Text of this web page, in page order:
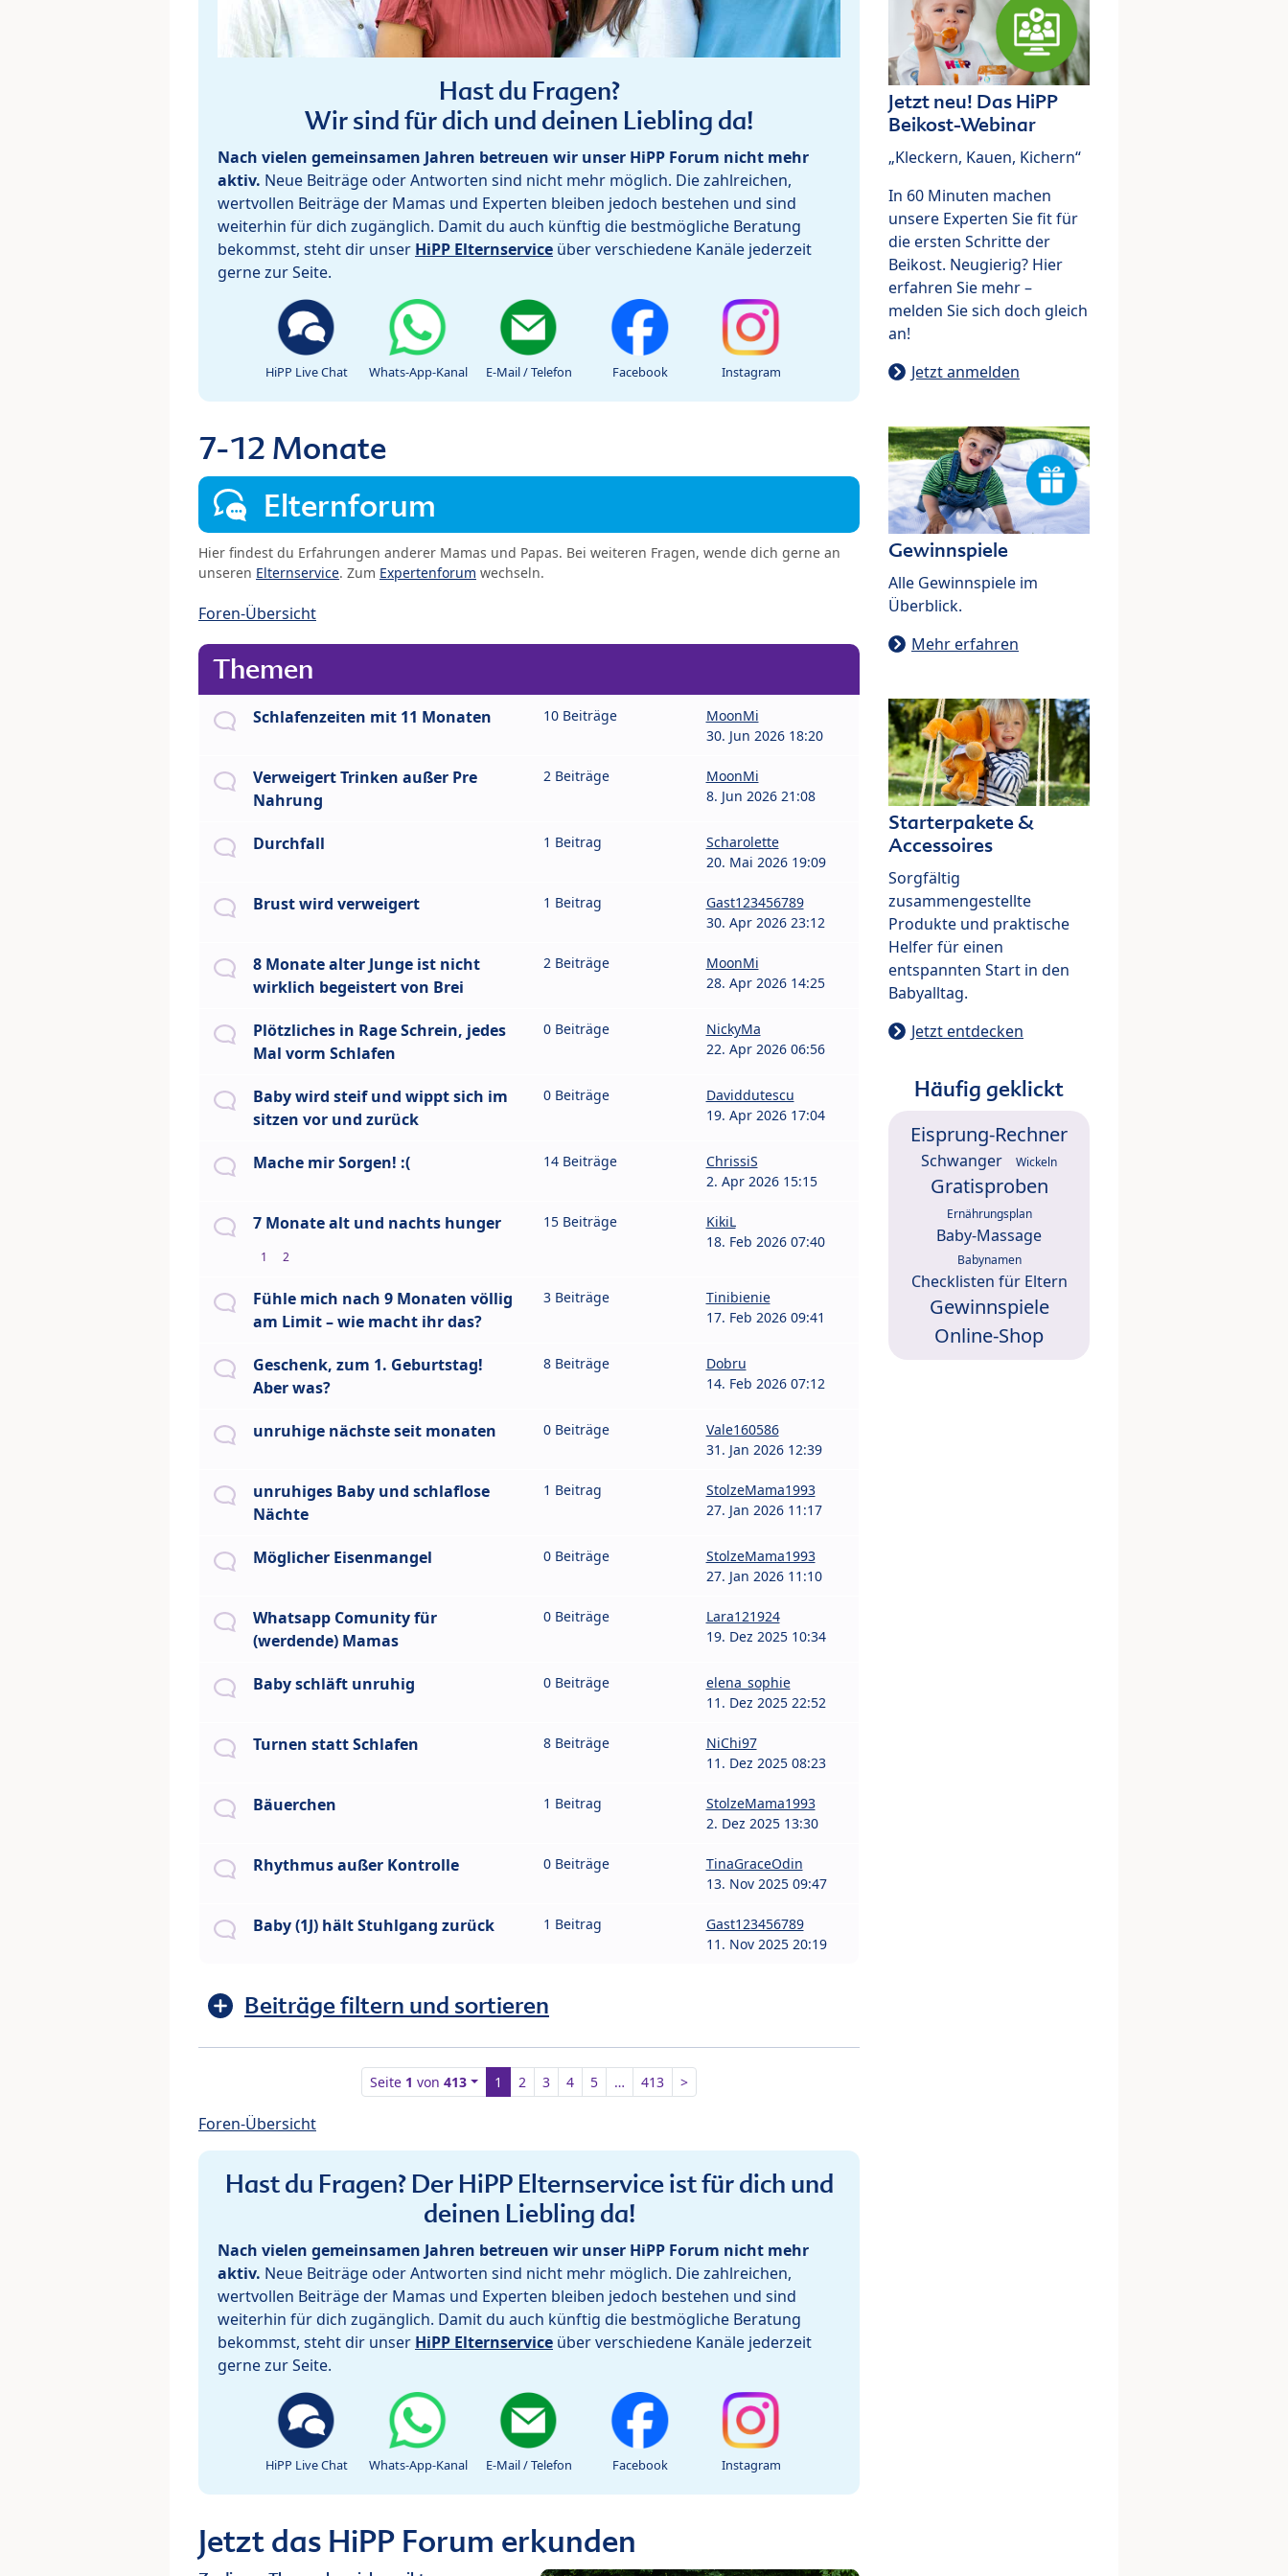
Hast du Fragen?
Wir sind für dich und deinen Liebling da!
Nach vielen gemeinsamen Jahren betreuen wir unser HiPP Forum nicht mehr
aktiv. Neue Beiträge oder Antworten sind nicht mehr möglich. Die zahlreichen,
wertvollen Beiträge der Mamas und Experten bleiben jedoch bestehen und sind
weiterhin für dich zugänglich. Damit du auch künftig die bestmögliche Beratung
bekommst, steht dir unser HiPP Elternservice über verschiedene Kanäle jederzeit
gerne zur Seite.
HiPP Live Chat Whats-App-Kanal E-Mail / Telefon Facebook Instagram
7-12 Monate
Elternforum
Hier findest du Erfahrungen anderer Mamas und Papas. Bei weiteren Fragen, wende dich gerne an
unseren Elternservice. Zum Expertenforum wechseln.
Foren-Übersicht
Themen
Schlafenzeiten mit 11 Monaten 10 Beiträge
MoonMi
30. Jun 2026 18:20
Verweigert Trinken außer Pre
Nahrung
2 Beiträge
MoonMi
8. Jun 2026 21:08
Durchfall 1 Beitrag
Scharolette
20. Mai 2026 19:09
Brust wird verweigert 1 Beitrag
Gast123456789
30. Apr 2026 23:12
8 Monate alter Junge ist nicht
wirklich begeistert von Brei
2 Beiträge
MoonMi
28. Apr 2026 14:25
Plötzliches in Rage Schrein, jedes
Mal vorm Schlafen
0 Beiträge
NickyMa
22. Apr 2026 06:56
Baby wird steif und wippt sich im
sitzen vor und zurück
0 Beiträge
Daviddutescu
19. Apr 2026 17:04
Mache mir Sorgen! :( 14 Beiträge
ChrissiS
2. Apr 2026 15:15
7 Monate alt und nachts hunger
1 2
15 Beiträge
KikiL
18. Feb 2026 07:40
Fühle mich nach 9 Monaten völlig
am Limit – wie macht ihr das?
3 Beiträge
Tinibienie
17. Feb 2026 09:41
Geschenk, zum 1. Geburtstag!
Aber was?
8 Beiträge
Dobru
14. Feb 2026 07:12
unruhige nächste seit monaten 0 Beiträge
Vale160586
31. Jan 2026 12:39
unruhiges Baby und schlaflose
Nächte
1 Beitrag
StolzeMama1993
27. Jan 2026 11:17
Möglicher Eisenmangel 0 Beiträge
StolzeMama1993
27. Jan 2026 11:10
Whatsapp Comunity für
(werdende) Mamas
0 Beiträge
Lara121924
19. Dez 2025 10:34
Baby schläft unruhig 0 Beiträge
elena_sophie
11. Dez 2025 22:52
Turnen statt Schlafen 8 Beiträge
NiChi97
11. Dez 2025 08:23
Bäuerchen 1 Beitrag
StolzeMama1993
2. Dez 2025 13:30
Rhythmus außer Kontrolle 0 Beiträge
TinaGraceOdin
13. Nov 2025 09:47
Baby (1J) hält Stuhlgang zurück 1 Beitrag
Gast123456789
11. Nov 2025 20:19
Beiträge filtern und sortieren
Seite 1 von413 1 2 3 4 5 … 413 >
Foren-Übersicht
Hast du Fragen? Der HiPP Elternservice ist für dich und
deinen Liebling da!
Nach vielen gemeinsamen Jahren betreuen wir unser HiPP Forum nicht mehr
aktiv. Neue Beiträge oder Antworten sind nicht mehr möglich. Die zahlreichen,
wertvollen Beiträge der Mamas und Experten bleiben jedoch bestehen und sind
weiterhin für dich zugänglich. Damit du auch künftig die bestmögliche Beratung
bekommst, steht dir unser HiPP Elternservice über verschiedene Kanäle jederzeit
gerne zur Seite.
HiPP Live Chat Whats-App-Kanal E-Mail / Telefon Facebook Instagram
Jetzt das HiPP Forum erkunden
Jetzt neu! Das HiPP
Beikost-Webinar
„Kleckern, Kauen, Kichern“
In 60 Minuten machen
unsere Experten Sie fit für
die ersten Schritte der
Beikost. Neugierig? Hier
erfahren Sie mehr –
melden Sie sich doch gleich
an!
Jetzt anmelden
Gewinnspiele
Alle Gewinnspiele im
Überblick.
Mehr erfahren
Starterpakete &
Accessoires
Sorgfältig
zusammengestellte
Produkte und praktische
Helfer für einen
entspannten Start in den
Babyalltag.
Jetzt entdecken
Häufig geklickt
Eisprung-Rechner
Schwanger Wickeln
Gratisproben
Ernährungsplan
Baby-Massage
Babynamen
Checklisten für Eltern
Gewinnspiele
Online-Shop